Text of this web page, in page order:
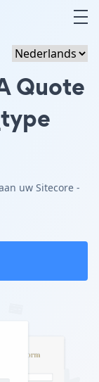
Quote
uw Sitecore -